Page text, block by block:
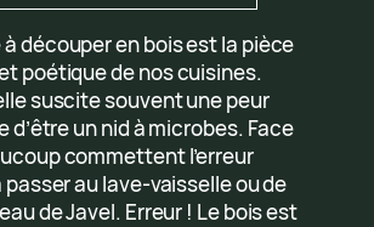
découper en bois est la pièce
poétique de nos cuisines.
suscite souvent une peur
d’être un nid à microbes. Face
commettent l’erreur
au lave-vaisselle ou de
de Javel. Erreur ! Le bois est